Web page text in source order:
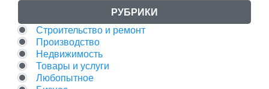
РУБРИКИ
Строительство и ремонт
Производство
Недвижимость
Товары и услуги
Любопытное